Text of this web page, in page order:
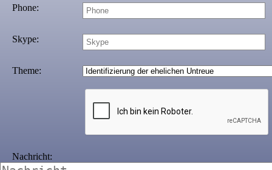
Phone:
Skype:
Theme:
Nachricht: